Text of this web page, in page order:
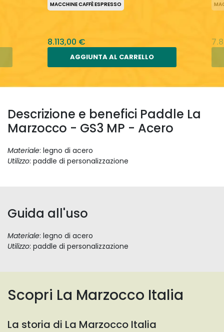
MACCHINE CAFFÈ ESPRESSO
8.113,00 €
AGGIUNTA AL CARRELLO
Descrizione e benefici Paddle La
Marzocco - GS3 MP - Acero
Materiale: legno di acero
Utilizzo: paddle di personalizzazione
Guida all'uso
Materiale: legno di acero
Utilizzo: paddle di personalizzazione
Scopri La Marzocco Italia
La storia di La Marzocco Italia